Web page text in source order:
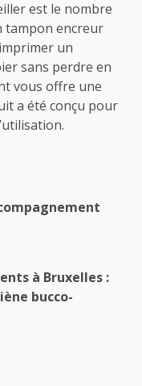
est le nombre
tampon encreur
un
sans perdre en
vous offre une
a été conçu pour
à Bruxelles :
bucco-